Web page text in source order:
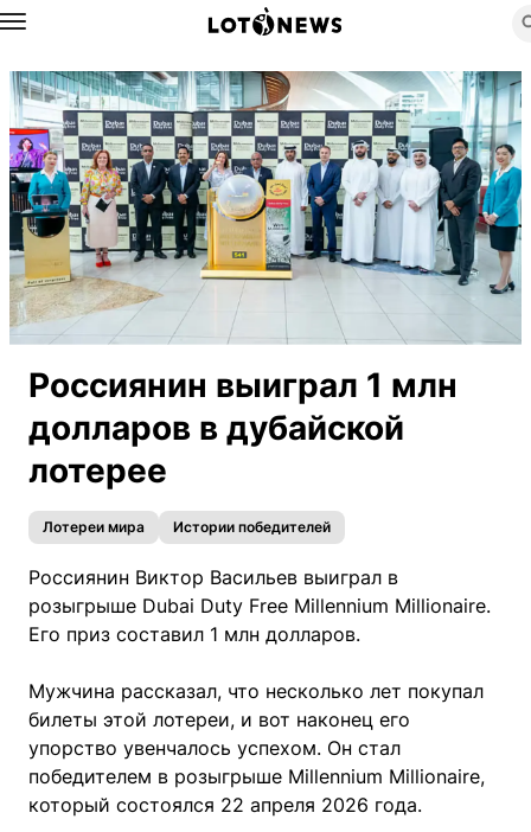
Назад
Россиянин выиграл 1 млн
долларов в дубайской
лотерее
Лотереи мира Истории победителей
Россиянин Виктор Васильев выиграл в
розыгрыше Dubai Duty Free Millennium Millionaire.
Его приз составил 1 млн долларов.
Мужчина рассказал, что несколько лет покупал
билеты этой лотереи, и вот наконец его
упорство увенчалось успехом. Он стал
победителем в розыгрыше Millennium Millionaire,
который состоялся 22 апреля 2026 года.